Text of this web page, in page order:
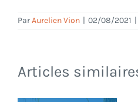
ParAurelien Vion | 02/08/2021 |
Articles